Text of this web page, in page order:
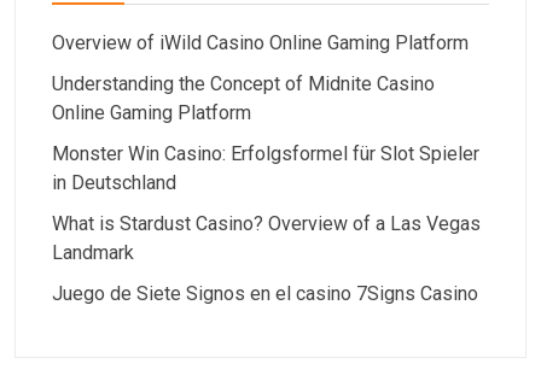
Overview of iWild Casino Online Gaming Platform
Understanding the Concept of Midnite Casino
Online Gaming Platform
Monster Win Casino: Erfolgsformel für Slot Spieler
in Deutschland
What is Stardust Casino? Overview of a Las Vegas
Landmark
Juego de Siete Signos en el casino 7Signs Casino